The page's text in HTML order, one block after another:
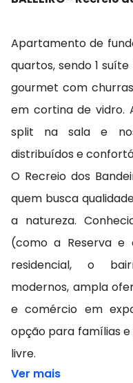
Apartamento de
quartos, sendo 1
gourmet com
em cortina de vidro.
split na sala e
distribuídos e
O Recreio dos
quem busca
a natureza.
(como a Reserva
residencial, o
modernos, ampla
e comércio em
opção para famílias
livre.
Ver mais